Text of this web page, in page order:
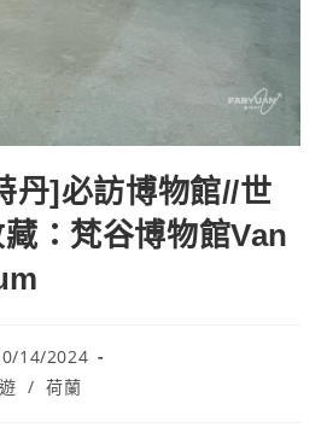
丹]必訪博物館//世
：梵谷博物館Van
14/2024
/ 荷蘭